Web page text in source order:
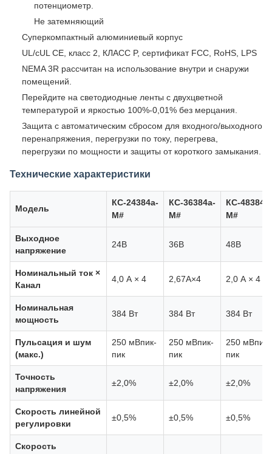
потенциометр.
Не затемняющий
Суперкомпактный алюминиевый корпус
UL/cUL CE, класс 2, КЛАСС P, сертификат FCC, RoHS, LPS
NEMA 3R рассчитан на использование внутри и снаружи
помещений.
Перейдите на светодиодные ленты с двухцветной
температурой и яркостью 100%-0,01% без мерцания.
Защита с автоматическим сбросом для входного/выходного
перенапряжения, перегрузки по току, перегрева,
перегрузки по мощности и защиты от короткого замыкания.
Технические характеристики
Модель
КС-24384а-
М#
КС-36384а-
М#
КС-48384а-
М#
Выходное
напряжение
24В 36В 48В
Номинальный ток ×
Канал
4,0 А × 4 2,67А×4 2,0 А × 4
Номинальная
мощность
384 Вт 384 Вт 384 Вт
Пульсация и шум
(макс.)
250 мВпик-
пик
250 мВпик-
пик
250 мВпик-
пик
Точность
напряжения
±2,0% ±2,0% ±2,0%
Скорость линейной
регулировки
±0,5% ±0,5% ±0,5%
Скорость